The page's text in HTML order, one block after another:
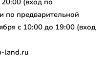
(вход по
по предварительной
с 10:00 до 19:00 (вход
land.ru